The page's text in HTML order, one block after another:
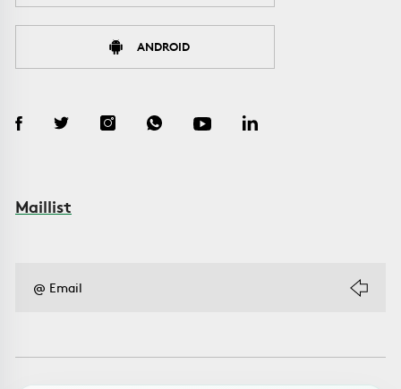
ANDROID
Maillist